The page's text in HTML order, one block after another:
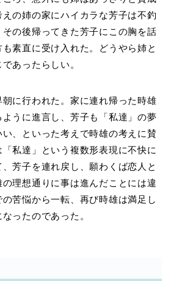
の姉の家にハイカラな芳子は不釣
の後帰ってきた芳子にこの胸を話
素直に受け入れた。どうやら姉と
あったらしい。
に行われた。家に連れ帰った時雄
うに進言し、芳子も「私達」の夢
、といった考えで時雄の考えに賛
私達」という複数形表現に不快に
芳子を連れ戻し、願わくば恋人と
理想通りに事は進んだことには違
苦悩から一転、再び時雄は満足し
ったのであった。